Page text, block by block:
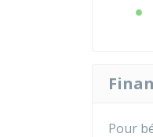
Pour